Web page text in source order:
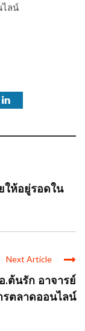
ไลน์
ให้อยู่รอดใน
Next Article
.ต้นรัก อาจารย์
ตลาดออนไลน์